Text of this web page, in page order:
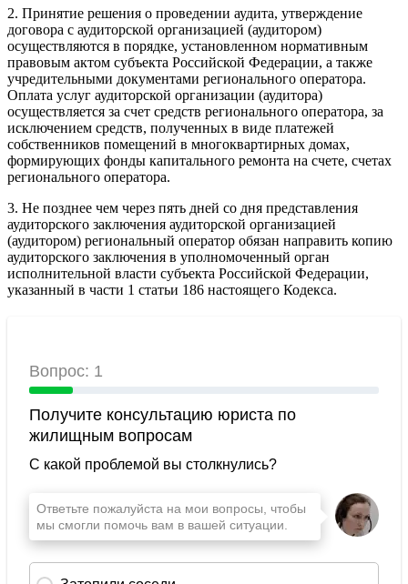
2. Принятие решения о проведении аудита, утверждение
договора с аудиторской организацией (аудитором)
осуществляются в порядке, установленном нормативным
правовым актом субъекта Российской Федерации, а также
учредительными документами регионального оператора.
Оплата услуг аудиторской организации (аудитора)
осуществляется за счет средств регионального оператора, за
исключением средств, полученных в виде платежей
собственников помещений в многоквартирных домах,
формирующих фонды капитального ремонта на счете, счетах
регионального оператора.
3. Не позднее чем через пять дней со дня представления
аудиторского заключения аудиторской организацией
(аудитором) региональный оператор обязан направить копию
аудиторского заключения в уполномоченный орган
исполнительной власти субъекта Российской Федерации,
указанный в части 1 статьи 186 настоящего Кодекса.